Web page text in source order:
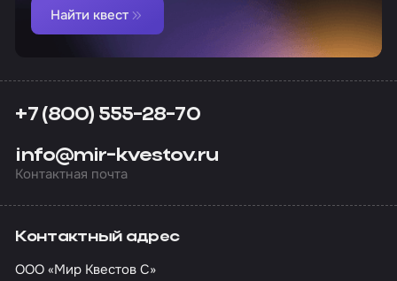
Найти квест
+7 (800) 555-28-70
info@mir-kvestov.ru
Контактная почта
Контактный адрес
ООО «Мир Квестов С»